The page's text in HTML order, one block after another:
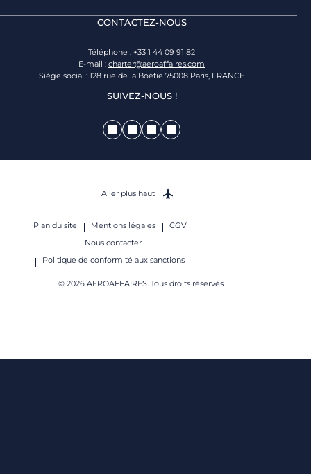
CONTACTEZ-NOUS
Téléphone : +33 1 44 09 91 82
E-mail : charter@aeroaffaires.com
Siège social : 128 rue de la Boétie 75008 Paris, FRANCE
SUIVEZ-NOUS !
Plan du site Mentions légales
CGV
Nous contacter
Politique de conformité aux sanctions
© 2026 AEROAFFAIRES. Tous droits réservés.
Aller plus haut